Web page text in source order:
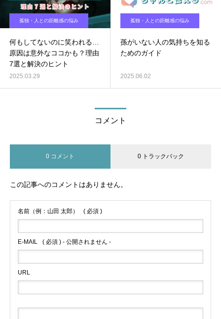
孤独・人との距離感の悩み
何もしてないのに笑われる…
原因は意外なココかも？理由
7選と解決のヒント
2025.03.29
孤独・人との距離感の悩み
孫がいない人の気持ちを知る
ためのガイド
2025.06.02
コメント
0 コメント 0 トラックバック
この記事へのコメントはありません。
名前（例：山田 太郎） ( 必須 )
E-MAIL ( 必須 ) - 公開されません -
URL